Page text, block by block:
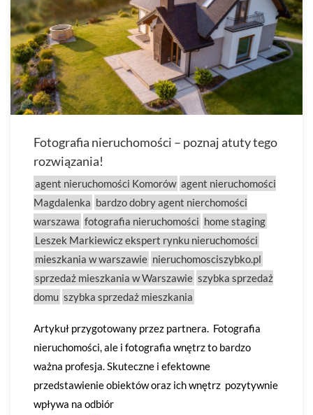
Fotografia nieruchomości – poznaj atuty tego
rozwiązania!
agent nieruchomości Komorów agent nieruchomości
Magdalenka bardzo dobry agent nierchomości
warszawa fotografia nieruchomości home staging
Leszek Markiewicz ekspert rynku nieruchomości
mieszkania w warszawie nieruchomosciszybko.pl
sprzedaż mieszkania w Warszawie szybka sprzedaż
domu szybka sprzedaż mieszkania
Artykuł przygotowany przez partnera. Fotografia
nieruchomości, ale i fotografia wnętrz to bardzo
ważna profesja. Skuteczne i efektowne
przedstawienie obiektów oraz ich wnętrz pozytywnie
wpływa na odbiór